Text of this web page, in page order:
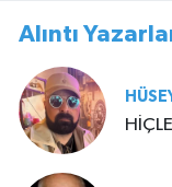
Alıntı